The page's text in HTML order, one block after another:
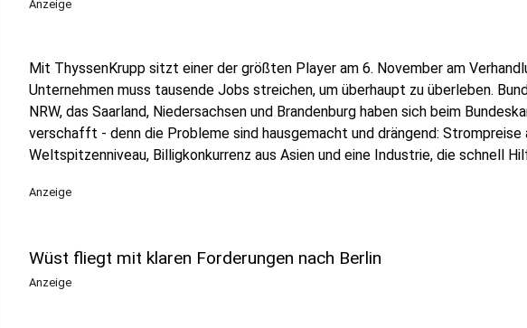
Anzeige
Mit ThyssenKrupp sitzt einer der größten Player am 6. November am
Unternehmen muss tausende Jobs streichen, um überhaupt zu überleben.
NRW, das Saarland, Niedersachsen und Brandenburg haben sich beim
verschafft - denn die Probleme sind hausgemacht und drängend: Strompreise
Weltspitzenniveau, Billigkonkurrenz aus Asien und eine Industrie, die schnell
Anzeige
Wüst fliegt mit klaren Forderungen nach Berlin
Anzeige